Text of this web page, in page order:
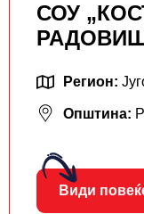
СОУ
Регион:
Општина:
Види